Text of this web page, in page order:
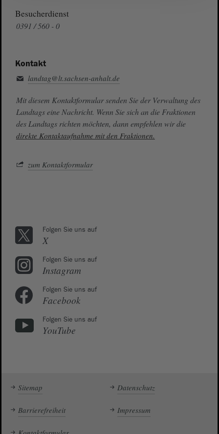
Besucherdienst
0391 / 560 - 0
Kontakt
landtag@lt.sachsen-anhalt.de
Mit diesem Kontaktformular senden Sie der Verwaltung des
Landtags eine Nachricht. Wenn Sie sich an die Fraktionen
des Landtags richten möchten, dann empfehlen wir die
direkte Kontaktaufnahme mit den Fraktionen.
zum Kontaktformular
Folgen Sie uns auf
X
Folgen Sie uns auf
Instagram
Folgen Sie uns auf
Facebook
Folgen Sie uns auf
YouTube
Sitemap Datenschutz
Barrierefreiheit Impressum